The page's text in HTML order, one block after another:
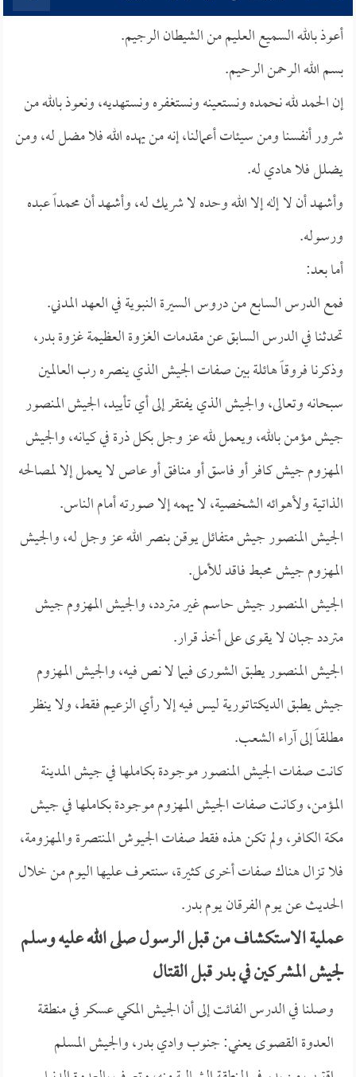
أعوذ بالله السميع العليم من الشيطان الرجيم.
بسم الله الرحمن الرحيم.
إن الحمد لله نحمده ونستعينه ونستغفره ونستهديه، ونعوذ بالله من
شرور أنفسنا ومن سيئات أعمالنا، إنه من يهده الله فلا مضل له، ومن
يضلل فلا هادي له.
وأشهد أن لا إله إلا الله وحده لا شريك له، وأشهد أن محمداً عبده
ورسوله.
أما بعد:
فمع الدرس السابع من دروس السيرة النبوية في العهد المدني.
تحدثنا في الدرس السابق عن مقدمات الغزوة العظيمة غزوة بدر،
وذكرنا فروقاً هائلة بين صفات الجيش الذي ينصره رب العالمين
سبحانه وتعالى، والجيش الذي يفتقر إلى أي تأييد، الجيش المنصور
جيش مؤمن بالله، ويعمل لله عز وجل بكل ذرة في كيانه، والجيش
المهزوم جيش كافر أو فاسق أو منافق أو عاص لا يعمل إلا لمصالحه
الذاتية ولأهوائه الشخصية، لا يهمه إلا صورته أمام الناس.
الجيش المنصور جيش متفائل يوقن بنصر الله عز وجل له، والجيش
المهزوم جيش محبط فاقد للأمل.
الجيش المنصور جيش حاسم غير متردد، والجيش المهزوم جيش
متردد جبان لا يقوى على أخذ قرار.
الجيش المنصور يطبق الشورى فيما لا نص فيه، والجيش المهزوم
جيش يطبق الديكتاتورية ليس فيه إلا رأي الزعيم فقط، ولا ينظر
مطلقاً إلى آراء الشعب.
كانت صفات الجيش المنصور موجودة بكاملها في جيش المدينة
المؤمن، وكانت صفات الجيش المهزوم موجودة بكاملها في جيش
مكة الكافر، ولم تكن هذه فقط صفات الجيوش المنتصرة والمهزومة،
فلا تزال هناك صفات أخرى كثيرة، سنتعرف عليها اليوم من خلال
الحديث عن يوم الفرقان يوم بدر.
عملية الاستكشاف من قبل الرسول صلى الله عليه وسلم
لجيش المشركين في بدر قبل القتال
وصلنا في الدرس الفائت إلى أن الجيش المكي عسكر في منطقة
العدوة القصوى يعني: جنوب وادي بدر، والجيش المسلم